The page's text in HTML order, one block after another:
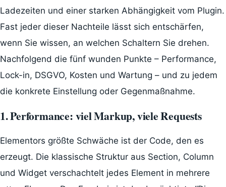
Ladezeiten und einer starken Abhängigkeit vom Plugin.
Fast jeder dieser Nachteile lässt sich entschärfen,
wenn Sie wissen, an welchen Schaltern Sie drehen.
Nachfolgend die fünf wunden Punkte – Performance,
Lock-in, DSGVO, Kosten und Wartung – und zu jedem
die konkrete Einstellung oder Gegenmaßnahme.
1. Performance: viel Markup, viele Requests
Elementors größte Schwäche ist der Code, den es
erzeugt. Die klassische Struktur aus Section, Column
und Widget verschachtelt jedes Element in mehrere